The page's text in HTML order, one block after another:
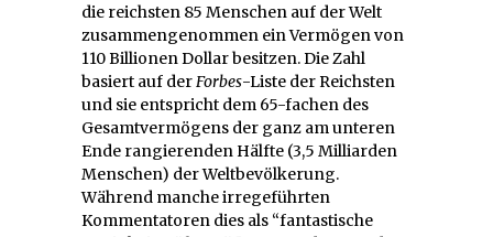
die reichsten 85 Menschen auf der Welt
zusammengenommen ein Vermögen von
110 Billionen Dollar besitzen. Die Zahl
basiert auf derForbes-Liste der Reichsten
und sie entspricht dem 65-fachen des
Gesamtvermögens der ganz am unteren
Ende rangierenden Hälfte (3,5 Milliarden
Menschen) der Weltbevölkerung.
Während manche irregeführten
Kommentatoren dies als “fantastische